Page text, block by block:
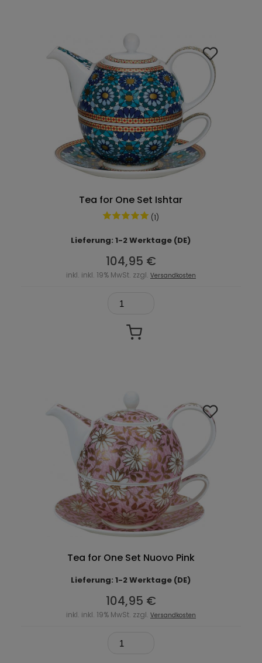
Tea for One Set Ishtar
(1)
Lieferung: 1-2 Werktage (DE)
104,95 €
inkl. inkl. 19% MwSt. zzgl. Versandkosten
Tea for One Set Nuovo Pink
Lieferung: 1-2 Werktage (DE)
104,95 €
inkl. inkl. 19% MwSt. zzgl. Versandkosten